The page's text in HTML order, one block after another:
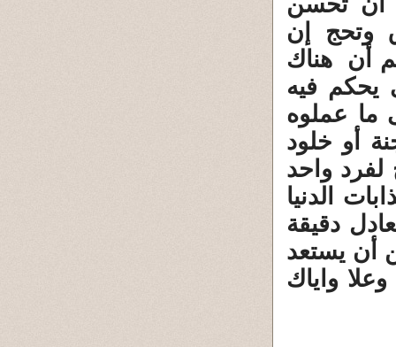
وتحج إن
أن هناك
يحكم فيه
ما عملوه
أو خلود
لفرد واحد
الدنيا
دقيقة
أن يستعد
واياك